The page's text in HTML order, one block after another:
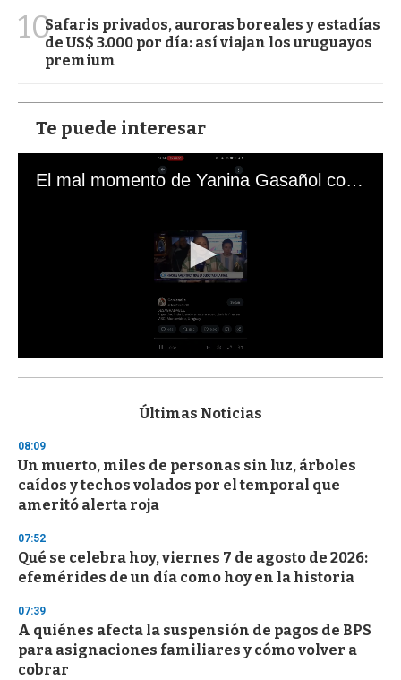
10Safaris privados, auroras boreales y estadías
de US$ 3.000 por día: así viajan los uruguayos
premium
Te puede interesar
El mal momento de Yanina Gasañol con un hincha argentino en "Subrayado"
s
d
s
o
f
3
s
e
c
o
d
s
Últimas Noticias
08:09
Un muerto, miles de personas sin luz, árboles
caídos y techos volados por el temporal que
ameritó alerta roja
07:52
Qué se celebra hoy, viernes 7 de agosto de 2026:
efemérides de un día como hoy en la historia
07:39
A quiénes afecta la suspensión de pagos de BPS
para asignaciones familiares y cómo volver a
cobrar